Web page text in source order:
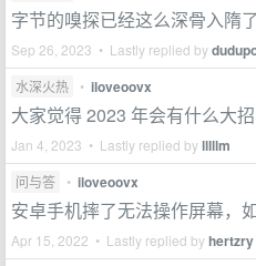
字节的嗅探已经这么深骨入隋
Sep 26, 2023 • Lastly replied by
水深火热 • iloveoovx
大家觉得 2023 年会有什么大招
Jan 4, 2023 • Lastly replied bylllllm
问与答 • iloveoovx
安卓手机摔了无法操作屏幕，
Apr 15, 2022 • Lastly replied byhertzry